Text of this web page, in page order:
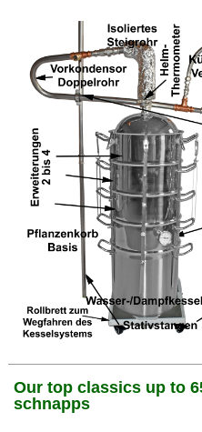
Our top classics up to
schnapps